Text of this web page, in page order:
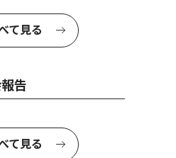
て見る
告
て見る